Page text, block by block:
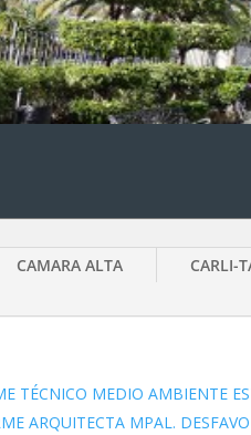
CAMARA ALTA CARLI-
TÉCNICO MEDIO AMBIENTE
ARQUITECTA MPAL.